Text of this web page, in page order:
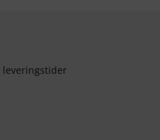
leveringstider